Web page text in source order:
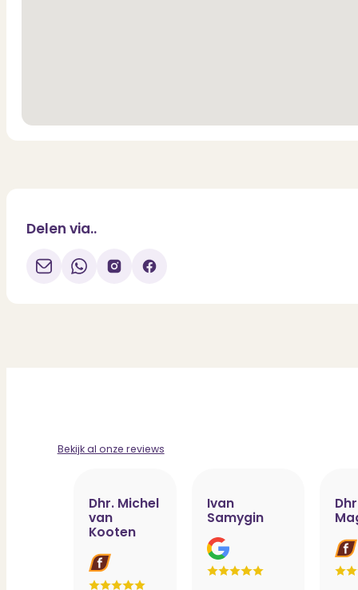
Delen via..
Bekijk al onze reviews
Dhr. Michel
van
Kooten
Ivan
Samygin